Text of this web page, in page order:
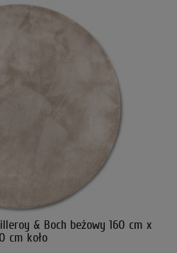
& Boch beżowy 160 cm x
cm koło